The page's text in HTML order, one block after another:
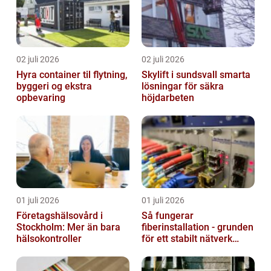
02 juli 2026
Hyra container til flytning,
byggeri og ekstra
opbevaring
02 juli 2026
Skylift i sundsvall smarta
lösningar för säkra
höjdarbeten
01 juli 2026
Företagshälsovård i
Stockholm: Mer än bara
hälsokontroller
01 juli 2026
Så fungerar
fiberinstallation - grunden
för ett stabilt nätverk